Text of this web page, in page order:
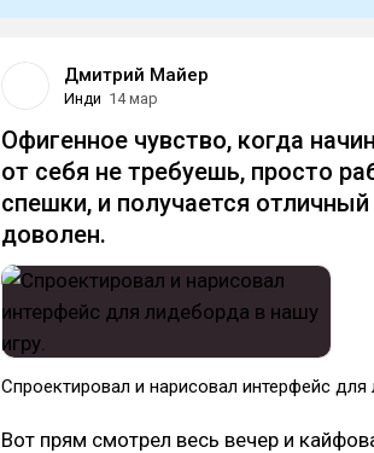
Дмитрий Майер
Инди 14 мар
Офигенное чувство, когда
от себя не требуешь, просто
спешки, и получается
доволен.
Спроектировал и нарисовал интерфейс
Вот прям смотрел весь вечер и